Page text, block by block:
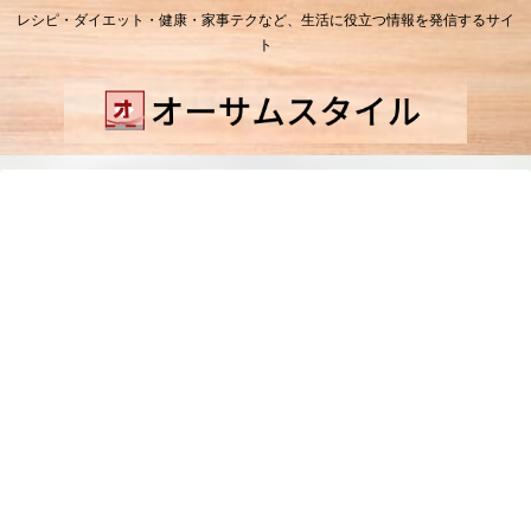
レシピ・ダイエット・健康・家事テクなど、生活に役立つ情報を発信するサイ
ト